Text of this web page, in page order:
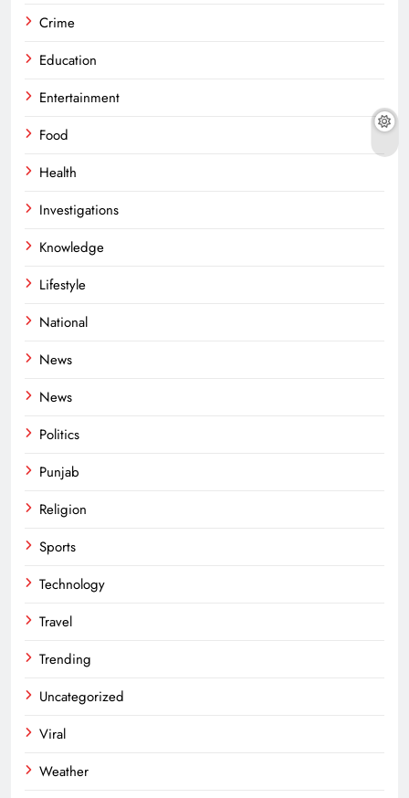
Crime
Education
Entertainment
Food
Health
Investigations
Knowledge
Lifestyle
National
News
News
Politics
Punjab
Religion
Sports
Technology
Travel
Trending
Uncategorized
Viral
Weather